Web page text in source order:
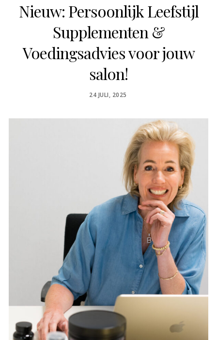
Nieuw: Persoonlijk Leefstijl
Supplementen &
Voedingsadvies voor jouw
salon!
POSTED
24 JULI, 2025